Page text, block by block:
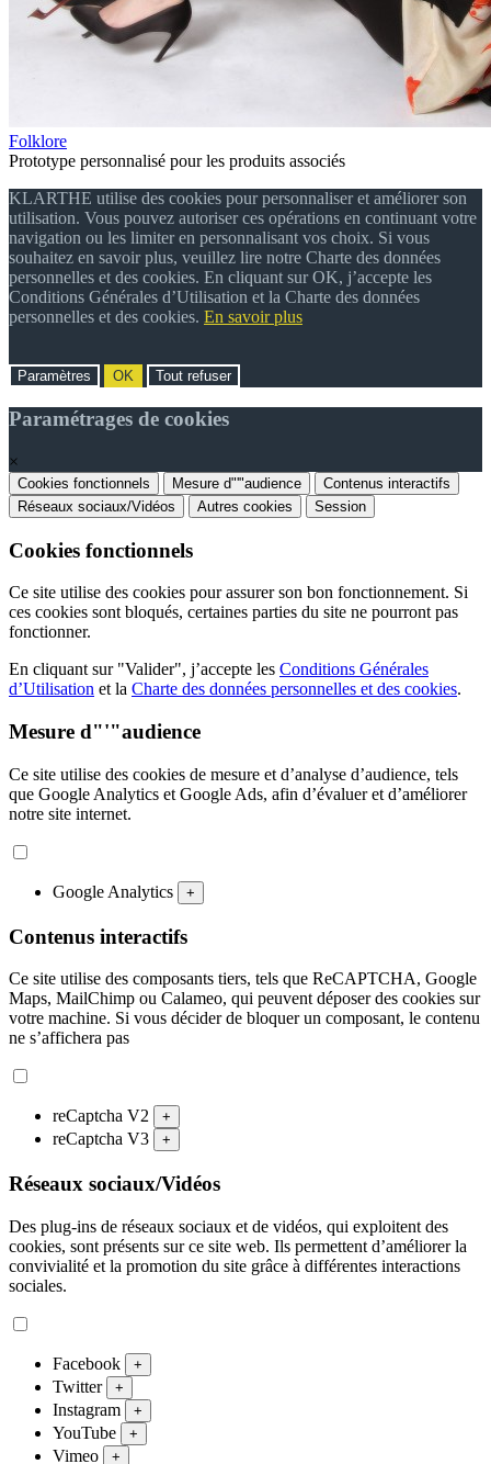
Folklore
Prototype personnalisé pour les produits associés
KLARTHE utilise des cookies pour personnaliser et améliorer son
utilisation. Vous pouvez autoriser ces opérations en continuant votre
navigation ou les limiter en personnalisant vos choix. Si vous
souhaitez en savoir plus, veuillez lire notre Charte des données
personnelles et des cookies. En cliquant sur OK, j’accepte les
Conditions Générales d’Utilisation et la Charte des données
personnelles et des cookies. En savoir plus
Paramètres OK Tout refuser
Paramétrages de cookies
×
Cookies fonctionnels Mesure d"'"audience
Contenus interactifs
Réseaux sociaux/Vidéos
Autres cookies Session
Cookies fonctionnels
Ce site utilise des cookies pour assurer son bon fonctionnement. Si
ces cookies sont bloqués, certaines parties du site ne pourront pas
fonctionner.
En cliquant sur "Valider", j’accepte les Conditions Générales
d’Utilisation et la Charte des données personnelles et des cookies.
Mesure d"'"audience
Ce site utilise des cookies de mesure et d’analyse d’audience, tels
que Google Analytics et Google Ads, afin d’évaluer et d’améliorer
notre site internet.
Google Analytics +
Contenus interactifs
Ce site utilise des composants tiers, tels que ReCAPTCHA, Google
Maps, MailChimp ou Calameo, qui peuvent déposer des cookies sur
votre machine. Si vous décider de bloquer un composant, le contenu
ne s’affichera pas
reCaptcha V2 +
reCaptcha V3 +
Réseaux sociaux/Vidéos
Des plug-ins de réseaux sociaux et de vidéos, qui exploitent des
cookies, sont présents sur ce site web. Ils permettent d’améliorer la
convivialité et la promotion du site grâce à différentes interactions
sociales.
Facebook +
Twitter +
Instagram +
YouTube +
Vimeo +